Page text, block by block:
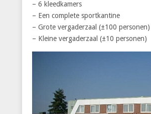
– 6 kleedkamers
– Een complete sportkantine
– Grote vergaderzaal (±100 personen)
– Kleine vergaderzaal (±10 personen)